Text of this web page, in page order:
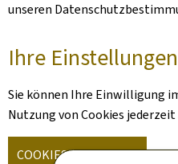
unseren
Ihre
Sie können Ihre Einwilligung
Nutzung von Cookies jederzeit
COOKIES VERWALTEN